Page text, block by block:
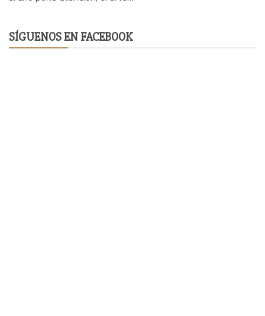
SÍGUENOS EN FACEBOOK